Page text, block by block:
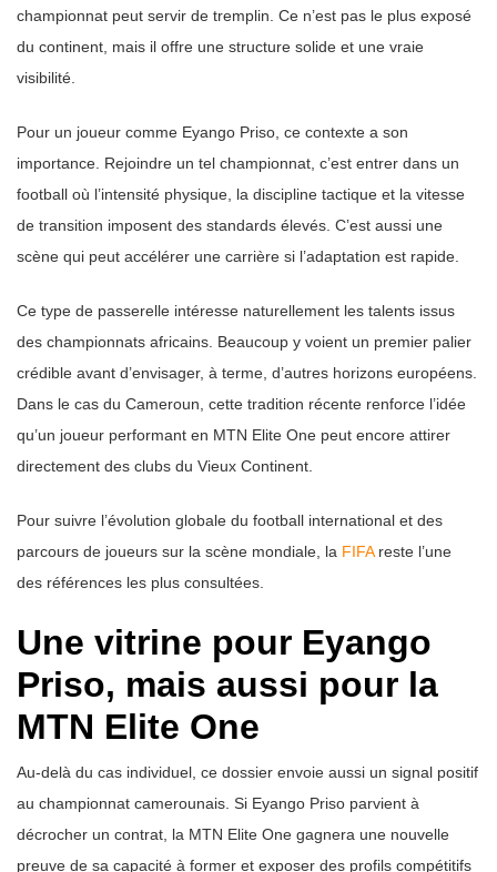
championnat peut servir de tremplin. Ce n’est pas le plus exposé
du continent, mais il offre une structure solide et une vraie
visibilité.
Pour un joueur comme Eyango Priso, ce contexte a son
importance. Rejoindre un tel championnat, c’est entrer dans un
football où l’intensité physique, la discipline tactique et la vitesse
de transition imposent des standards élevés. C’est aussi une
scène qui peut accélérer une carrière si l’adaptation est rapide.
Ce type de passerelle intéresse naturellement les talents issus
des championnats africains. Beaucoup y voient un premier palier
crédible avant d’envisager, à terme, d’autres horizons européens.
Dans le cas du Cameroun, cette tradition récente renforce l’idée
qu’un joueur performant en MTN Elite One peut encore attirer
directement des clubs du Vieux Continent.
Pour suivre l’évolution globale du football international et des
parcours de joueurs sur la scène mondiale, la FIFAreste l’une
des références les plus consultées.
Une vitrine pour Eyango
Priso, mais aussi pour la
MTN Elite One
Au-delà du cas individuel, ce dossier envoie aussi un signal positif
au championnat camerounais. Si Eyango Priso parvient à
décrocher un contrat, la MTN Elite One gagnera une nouvelle
preuve de sa capacité à former et exposer des profils compétitifs